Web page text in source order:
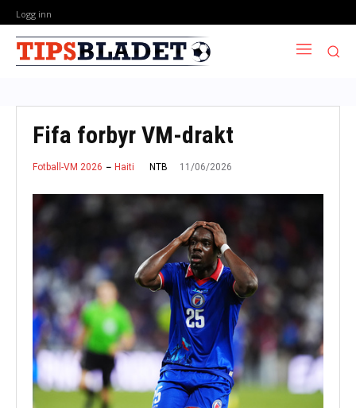
Logg inn
Fifa forbyr VM-drakt
Fotball-VM 2026 Haiti NTB 11/06/2026